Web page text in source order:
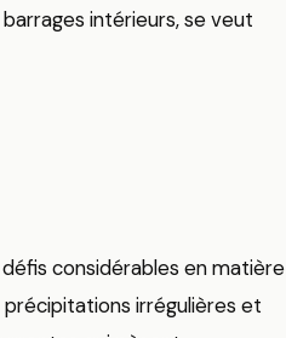
intérieurs, se veut
considérables en matière
irrégulières et